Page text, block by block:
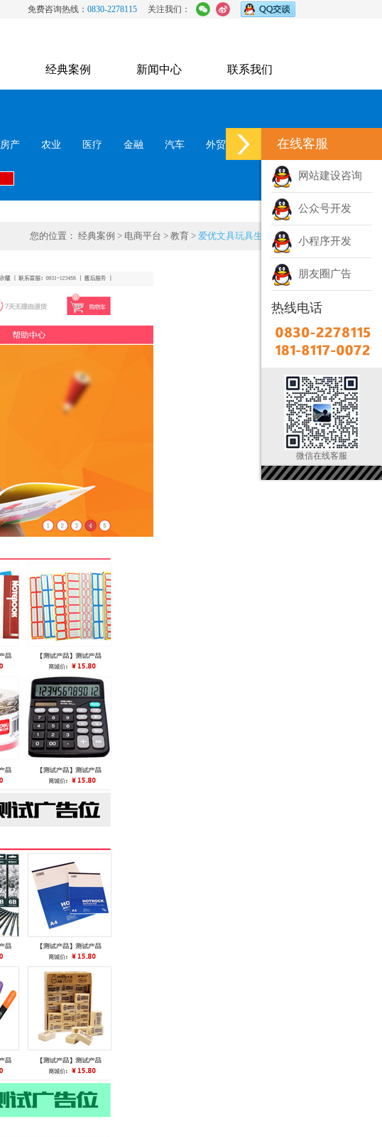
免费咨询热线： 0830-2278115 关注我们：
经典案例 新闻中心 联系我们
在线客服
网站建设咨询
公众号开发
小程序开发
朋友圈广告
热线电话
微信在线客服
房产 农业 医疗 金融 汽车 外贸 政府
您的位置： 经典案例 > 电商平台 > 教育 > 爱优文具玩具生活馆